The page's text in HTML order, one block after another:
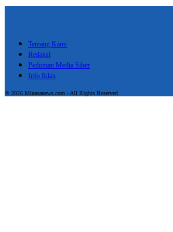
Tentang Kami
Redaksi
Pedoman Media Siber
Info Iklan
© 2026 Minasanews.com - All Rights Reserved